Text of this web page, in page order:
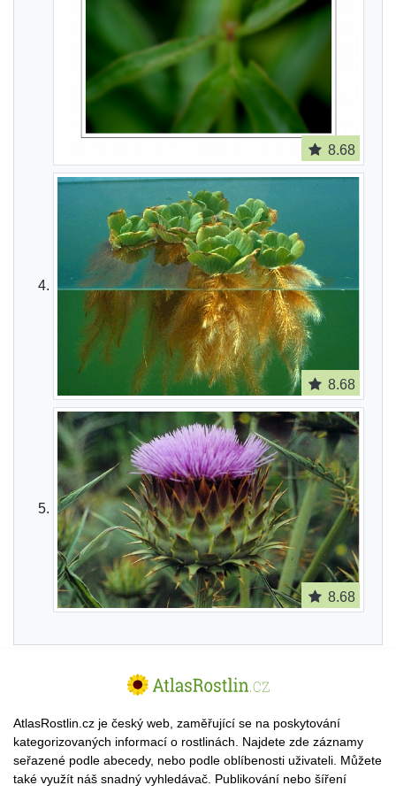
8.68
8.68
8.68
AtlasRostlin.cz je český web, zaměřující se na poskytování
kategorizovaných informací o rostlinách. Najdete zde záznamy
seřazené podle abecedy, nebo podle oblíbenosti uživateli. Můžete
také využít náš snadný vyhledávač. Publikování nebo šíření